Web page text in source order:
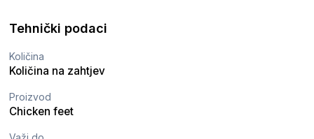
Tehnički podaci
Količina
Količina na zahtjev
Proizvod
Chicken feet